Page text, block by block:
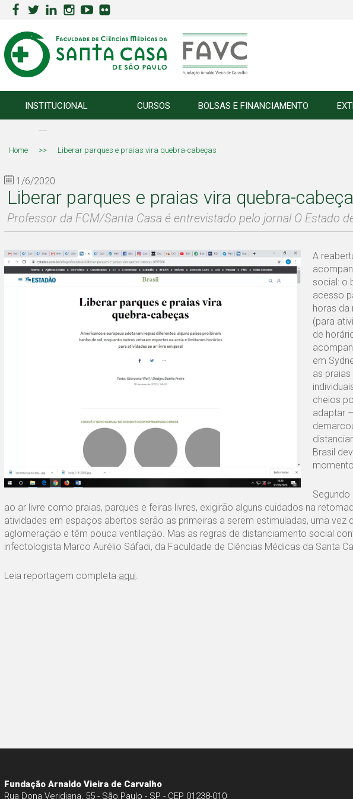
INSTITUCIONAL CURSOS BOLSAS E FINANCIAMENTO
Home >> Liberar parques e praias vira quebra-cabeças
1/6/2020
Liberar parques e praias vira quebra-
Professor da FCM/Santa Casa é entrevistado pelo jornal O Estado
A
social: o
acesso
horas da
(para
de
em
as
cheios
adaptar
Brasil
ao ar livre como praias, parques e feiras livres, exigirão alguns cuidados na
atividades em espaços abertos serão as primeiras a serem estimuladas, uma
aglomeração e têm pouca ventilação. Mas as regras de distanciamento social
infectologista Marco Aurélio Sáfadi, da Faculdade de Ciências Médicas da Santa
Leia reportagem completa aqui.
Fundação Arnaldo Vieira de Carvalho
Rua Dona Veridiana, 55 - São Paulo - SP - CEP 01238-010